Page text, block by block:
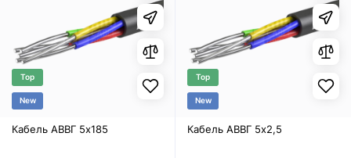
Top
New
Кабель АВВГ 5х185
Top
New
Кабель АВВГ 5х2,5